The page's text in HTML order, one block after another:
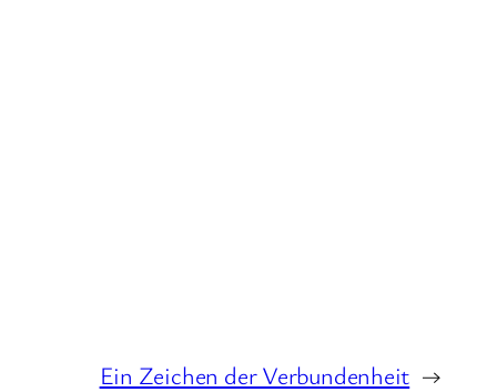
Ein Zeichen der Verbundenheit →